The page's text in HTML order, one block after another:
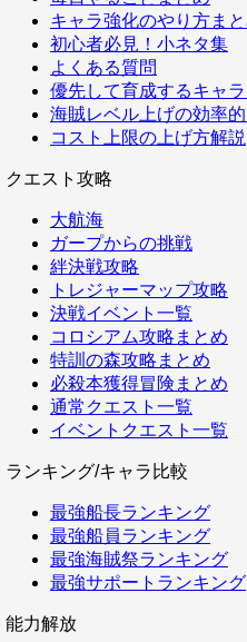
キャラ強化のやり方ま
初心者必見！小ネタ集
よくある質問
優先して育成するキャ
海賊レベル上げの効率
コスト上限の上げ方解説
クエスト攻略
大航海
ガープからの挑戦
絆決戦攻略
トレジャーマップ攻略
決戦イベント一覧
コロシアム攻略まとめ
特訓の森攻略まとめ
必殺本獲得冒険まとめ
通常クエスト一覧
イベントクエスト一覧
ランキング/キャラ比較
最強船長ランキング
最強船員ランキング
最強海賊祭ランキング
最強サポートランキング
能力解放